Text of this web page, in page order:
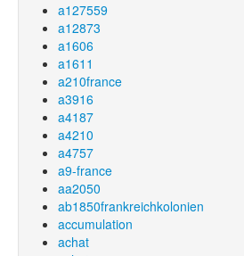
a127559
a12873
a1606
a1611
a210france
a3916
a4187
a4210
a4757
a9-france
aa2050
ab1850frankreichkolonien
accumulation
achat